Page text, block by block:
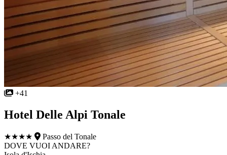
+41
Hotel Delle Alpi Tonale
★★★★
Passo del Tonale
DOVE VUOI ANDARE?